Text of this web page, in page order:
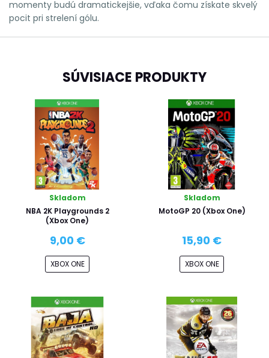
momenty budú dramatickejšie, vďaka čomu získate skvelý
pocit pri strelení gólu.
SÚVISIACE PRODUKTY
Skladom
NBA 2K Playgrounds 2
(Xbox One)
9,00 €
XBOX ONE
Skladom
MotoGP 20 (Xbox One)
15,90 €
XBOX ONE